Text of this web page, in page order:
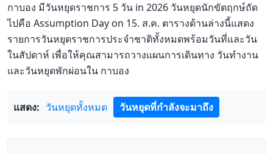
กาบอง มีวันหยุดราชการ 5 วัน in 2026 วันหยุดนักขัตฤกษ์ถัด
ไปคือ Assumption Day on 15. ส.ค. ตารางด้านล่างนี้แสดง
รายการวันหยุดราชการประจำชาติทั้งหมดพร้อมวันที่และวัน
ในสัปดาห์ เพื่อให้คุณสามารถวางแผนการเดินทาง วันทำงาน
และวันหยุดพักผ่อนใน กาบอง
แสดง: วันหยุดทั้งหมด วันหยุดที่กำลังจะมาถึง